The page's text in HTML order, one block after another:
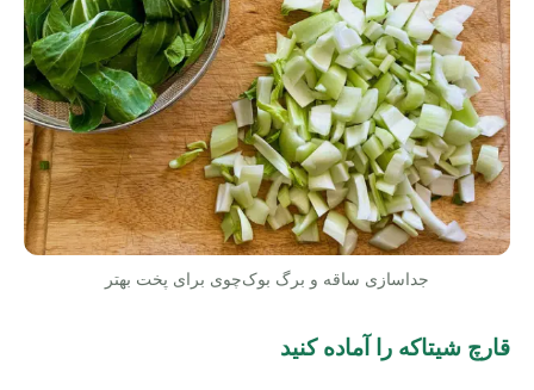
جداسازی ساقه و برگ بوک‌چوی برای پخت بهتر
قارچ شیتاکه را آماده کنید